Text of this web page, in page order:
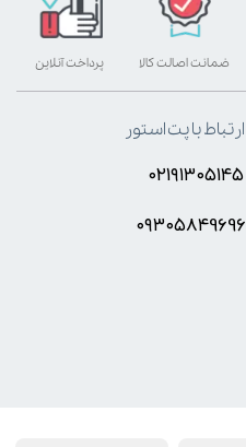
پرداخت آنلاین ضمانت اصالت کالا
ارتباط با پت استور
۰۲۱۹۱۳۰۵۱۴۵
۰۹۳۰۵8۴9696